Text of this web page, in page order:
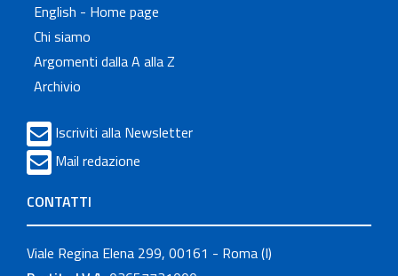
English - Home page
Chi siamo
Argomenti dalla A alla Z
Archivio
Iscriviti alla Newsletter
Mail redazione
CONTATTI
Viale Regina Elena 299, 00161 - Roma (I)